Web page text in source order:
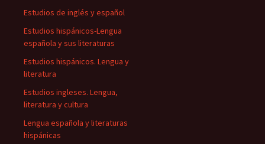
Estudios de inglés y español
Estudios hispánicos-Lengua
española y sus literaturas
Estudios hispánicos. Lengua y
literatura
Estudios ingleses. Lengua,
literatura y cultura
Lengua española y literaturas
hispánicas